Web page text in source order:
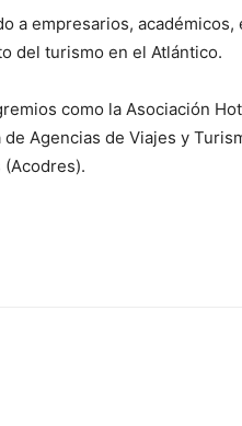
a empresarios, académicos,
del turismo en el Atlántico.
como la Asociación
Agencias de Viajes y